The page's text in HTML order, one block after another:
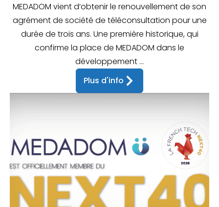
MEDADOM vient d’obtenir le renouvellement de son
agrément de société de téléconsultation pour une
durée de trois ans. Une première historique, qui
confirme la place de MEDADOM dans le
développement ...
Plus d'info